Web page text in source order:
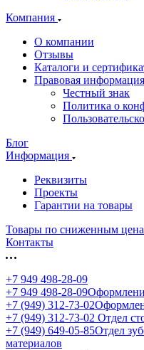
Компания
О компании
Отзывы
Каталоги и
Правовая информация
Честный знак
Политика о
Блог
Информация
Реквизиты
Проекты
Гарантии на товары
Товары по сниженным
Контакты
+7 949 498-28-09
+7 949 498-28-09
+7 (949) 312-73-02
+7 (949) 312-73-02 Отдел
+7 (949) 649-05-85Отдел
материалов